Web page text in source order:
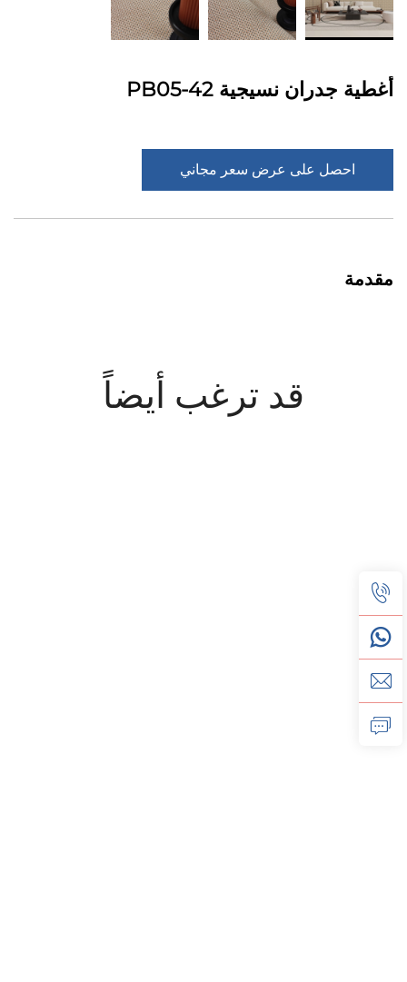
أغطية جدران نسيجية PB05-42
احصل على عرض سعر مجاني
مقدمة
قد ترغب أيضاً